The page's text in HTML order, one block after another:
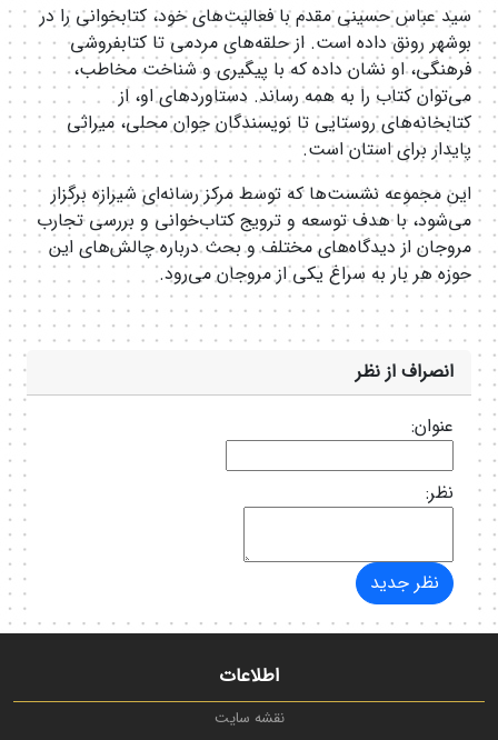
سید عباس حسینی مقدم با فعالیت‌های خود، کتابخوانی را در
بوشهر رونق داده است. از حلقه‌های مردمی تا کتابفروشی
فرهنگی، او نشان داده که با پیگیری و شناخت مخاطب،
می‌توان کتاب را به همه رساند. دستاوردهای او، از
کتابخانه‌های روستایی تا نویسندگان جوان محلی، میراثی
پایدار برای استان است.
این مجموعه نشست‌ها که توسط مرکز رسانه‌ای شیرازه برگزار
می‌شود، با هدف توسعه و ترویج کتاب‌خوانی و بررسی تجارب
مروجان از دیدگاه‌های مختلف و بحث درباره چالش‌های این
حوزه هر بار به سراغ یکی از مروجان می‌رود.
انصراف از نظر
عنوان:
نظر:
اطلاعات
نقشه سایت